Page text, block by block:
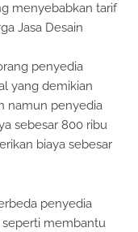
menyebabkan tarif
Jasa Desain
penyedia
yang demikian
namun penyedia
sebesar 800 ribu
biaya sebesar
penyedia
membantu